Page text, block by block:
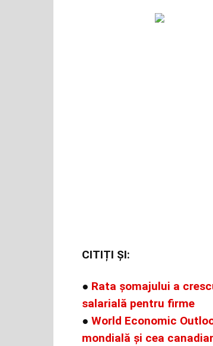
CITIȚI ȘI:
● Rata șomajului a
salarială pentru firme
● World Economic
mondială și cea